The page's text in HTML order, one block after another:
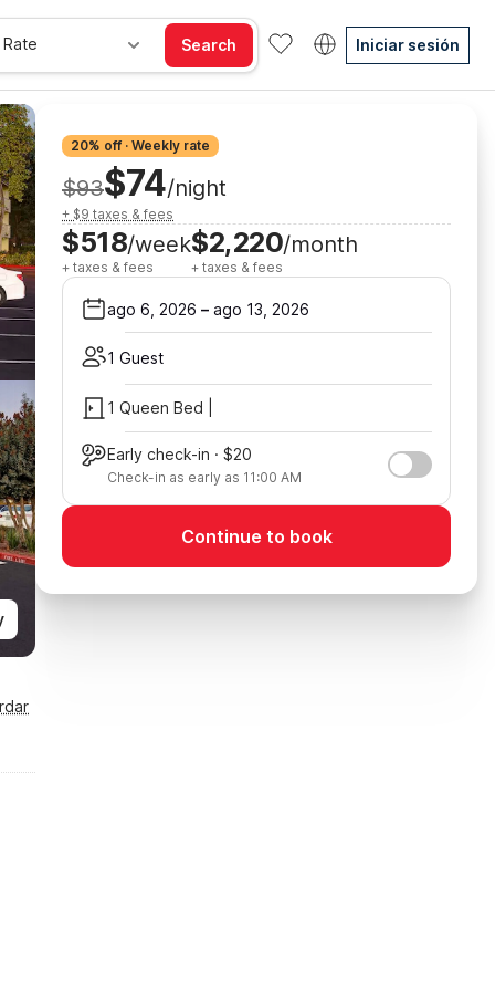
Search Iniciar sesión
20% off · Weekly rate
$93$74/night
+ $9 taxes & fees
$518/week
+ taxes & fees
$2,220/month
+ taxes & fees
ago 6, 2026 – ago 13, 2026
1 Guest
1 Queen Bed |
Early check-in · $20
Check-in as early as 11:00 AM
Continue to book